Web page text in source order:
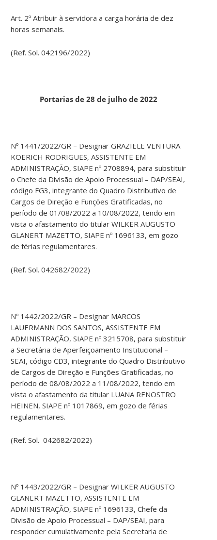
Art. 2º Atribuir à servidora a carga horária de dez
horas semanais.
(Ref. Sol. 042196/2022)
Portarias de 28 de julho de 2022
Nº 1441/2022/GR – Designar GRAZIELE VENTURA
KOERICH RODRIGUES, ASSISTENTE EM
ADMINISTRAÇÃO, SIAPE nº 2708894, para substituir
o Chefe da Divisão de Apoio Processual – DAP/SEAI,
código FG3, integrante do Quadro Distributivo de
Cargos de Direção e Funções Gratificadas, no
período de 01/08/2022 a 10/08/2022, tendo em
vista o afastamento do titular WILKER AUGUSTO
GLANERT MAZETTO, SIAPE nº 1696133, em gozo
de férias regulamentares.
(Ref. Sol. 042682/2022)
Nº 1442/2022/GR – Designar MARCOS
LAUERMANN DOS SANTOS, ASSISTENTE EM
ADMINISTRAÇÃO, SIAPE nº 3215708, para substituir
a Secretária de Aperfeiçoamento Institucional –
SEAI, código CD3, integrante do Quadro Distributivo
de Cargos de Direção e Funções Gratificadas, no
período de 08/08/2022 a 11/08/2022, tendo em
vista o afastamento da titular LUANA RENOSTRO
HEINEN, SIAPE nº 1017869, em gozo de férias
regulamentares.
(Ref. Sol. 042682/2022)
Nº 1443/2022/GR – Designar WILKER AUGUSTO
GLANERT MAZETTO, ASSISTENTE EM
ADMINISTRAÇÃO, SIAPE nº 1696133, Chefe da
Divisão de Apoio Processual – DAP/SEAI, para
responder cumulativamente pela Secretaria de